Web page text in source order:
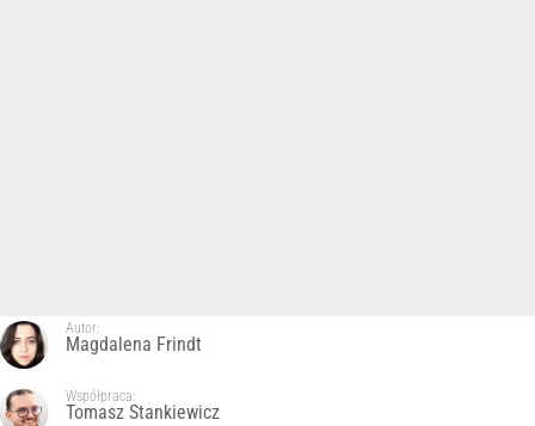
Autor:
Magdalena Frindt
Współpraca:
Tomasz Stankiewicz